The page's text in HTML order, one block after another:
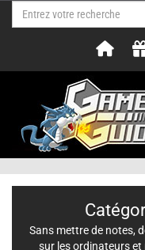
Sans mettre de notes,
sur les ordinateurs